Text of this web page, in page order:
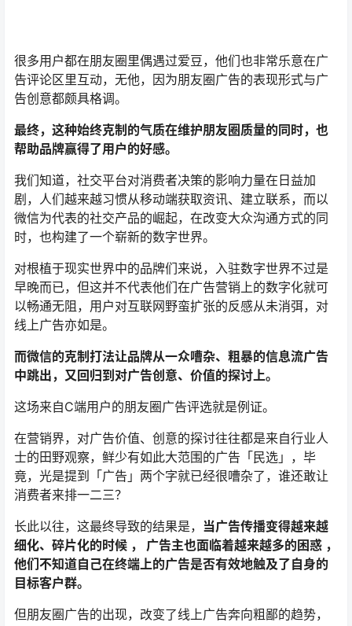
很多用户都在朋友圈里偶遇过爱豆，他们也非常乐意在广
告评论区里互动，无他，因为朋友圈广告的表现形式与广
告创意都颇具格调。
最终，这种始终克制的气质在维护朋友圈质量的同时，也
帮助品牌赢得了用户的好感。
我们知道，社交平台对消费者决策的影响力量在日益加
剧，人们越来越习惯从移动端获取资讯、建立联系，而以
微信为代表的社交产品的崛起，在改变大众沟通方式的同
时，也构建了一个崭新的数字世界。
对根植于现实世界中的品牌们来说，入驻数字世界不过是
早晚而已，但这并不代表他们在广告营销上的数字化就可
以畅通无阻，用户对互联网野蛮扩张的反感从未消弭，对
线上广告亦如是。
而微信的克制打法让品牌从一众嘈杂、粗暴的信息流广告
中跳出，又回归到对广告创意、价值的探讨上。
这场来自C端用户的朋友圈广告评选就是例证。
在营销界，对广告价值、创意的探讨往往都是来自行业人
士的田野观察，鲜少有如此大范围的广告「民选」，毕
竟，光是提到「广告」两个字就已经很嘈杂了，谁还敢让
消费者来排一二三？
长此以往，这最终导致的结果是， 当广告传播变得越来越
细化、碎片化的时候 ， 广告主也面临着越来越多的困惑 ，
他们不知道自己在终端上的广告是否有效地触及了自身的
目标客户群。
但朋友圈广告的出现，改变了线上广告奔向粗鄙的趋势，